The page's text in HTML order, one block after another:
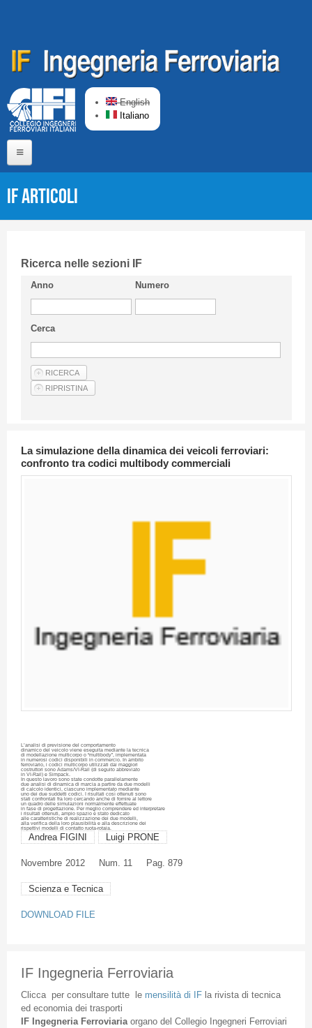
English
Italiano
CIFI in breve
Linee Guida
Privacy Policy
Articoli
IF Articoli
Ricerca nelle sezioni IF
Anno Numero
Cerca
La simulazione della dinamica dei veicoli ferroviari:
confronto tra codici multibody commerciali
L’analisi di previsionedel comportamento
dinamicodel veicolo viene eseguita mediantela tecnica
di modellazione multicorpoo “multibody”, implementata
in numerosi codici disponibili in commercio. In ambito
ferroviario, i codici multicorpo utilizzati dai maggiori
costruttori sonoAdams/VI-Rail (di seguito abbreviato
in VI-Rail) e Simpack
In questo lavoro sonostate condotte parallelamente
due analisi di dinamica di marciaa partire dadue modelli
di calcolo identici ciascuno implementato mediante
uno dei due suddetti codici risultati così ottenuti sono
stati confrontati fra loro cercando anche di fornireal
lettore
un quadro delle simulazioni normalmente effettuate
in fase di progettazione. Per meglio comprendere ed interpretare
i risultati ottenuti ampio spazio è stato dedicato
alle caratteristiche di realizzazione dei due modelli
alla verifica della loro plausibilitàe alla descrizione dei
rispettivi modelli di contatto ruota-rotaia.
Andrea FIGINI Luigi PRONE
Novembre 2012 Num. 11 Pag. 879
Scienza e Tecnica
DOWNLOAD FILE
IF Ingegneria Ferroviaria
Cliccaper consultare tuttele mensilità di IFla rivista di tecnica
ed economia dei trasporti
IF Ingegneria Ferroviaria organodel Collegio Ingegneri Ferroviari